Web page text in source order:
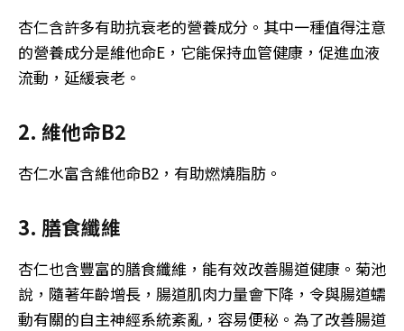
杏仁含許多有助抗衰老的營養成分。其中一種值得注意
的營養成分是維他命E，它能保持血管健康，促進血液
流動，延緩衰老。
2. 維他命B2
杏仁水富含維他命B2，有助燃燒脂肪。
3. 膳食纖維
杏仁也含豐富的膳食纖維，能有效改善腸道健康。菊池
說，隨著年齡增長，腸道肌肉力量會下降，令與腸道蠕
動有關的自主神經系統紊亂，容易便秘。為了改善腸道